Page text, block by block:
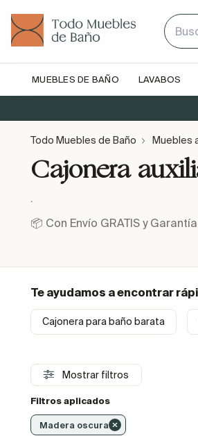
MUEBLES DE BAÑO LAVABOS
Todo Muebles de Baño Muebles
Cajonera
.
📦 Con Envío GRATIS y
Te ayudamos a encontrar
Cajonera para baño barata
Mostrar filtros
Filtros aplicados
Madera oscura